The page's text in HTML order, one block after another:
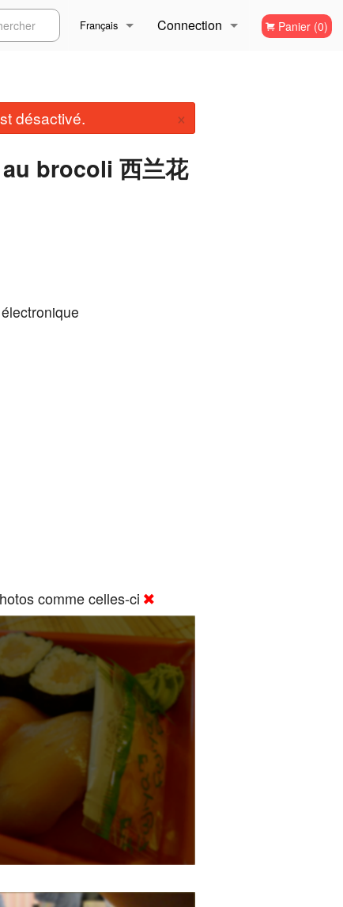
Français
English
Connection Panier (0)
désactivé. ×
brocoli 西兰花
comme celles-ci